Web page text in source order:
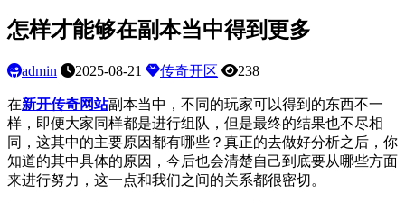
怎样才能够在副本当中得到更多
admin 2025-08-21 传奇开区 238
在新开传奇网站副本当中，不同的玩家可以得到的东西不一
样，即便大家同样都是进行组队，但是最终的结果也不尽相
同，这其中的主要原因都有哪些？真正的去做好分析之后，你
知道的其中具体的原因，今后也会清楚自己到底要从哪些方面
来进行努力，这一点和我们之间的关系都很密切。